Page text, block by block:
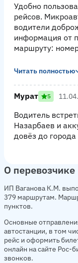
Удобно
рейсов.
водители
информация от
маршруту:
Читать полностью
Мурат 5
Водитель
Назарбаев и
довёз до
О
ИП Ваганова К.М.
379 маршрутам.
пунктов.
Основные
автостанции, в том
рейс и оформить
онлайн на сайте Рос-
звонков.